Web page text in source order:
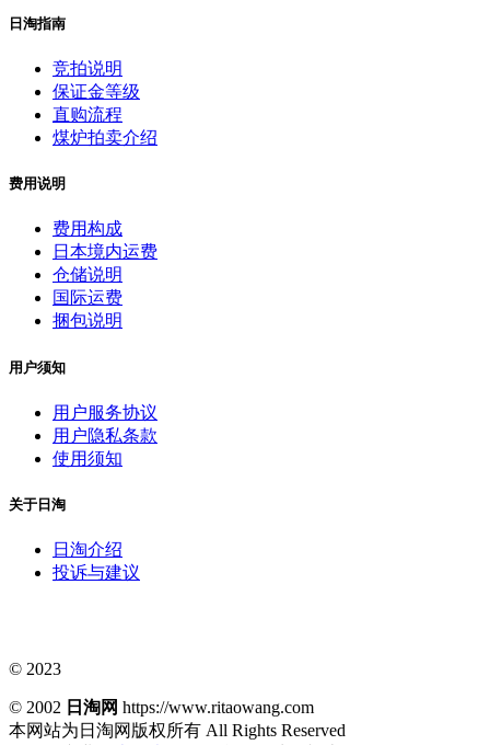
日淘指南
竞拍说明
保证金等级
直购流程
煤炉拍卖介绍
费用说明
费用构成
日本境内运费
仓储说明
国际运费
捆包说明
用户须知
用户服务协议
用户隐私条款
使用须知
关于日淘
日淘介绍
投诉与建议
© 2023
© 2002 日淘网 https://www.ritaowang.com
本网站为日淘网版权所有 All Rights Reserved